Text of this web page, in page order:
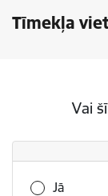
Tīmekļa
Vai
Vai šī
Jā